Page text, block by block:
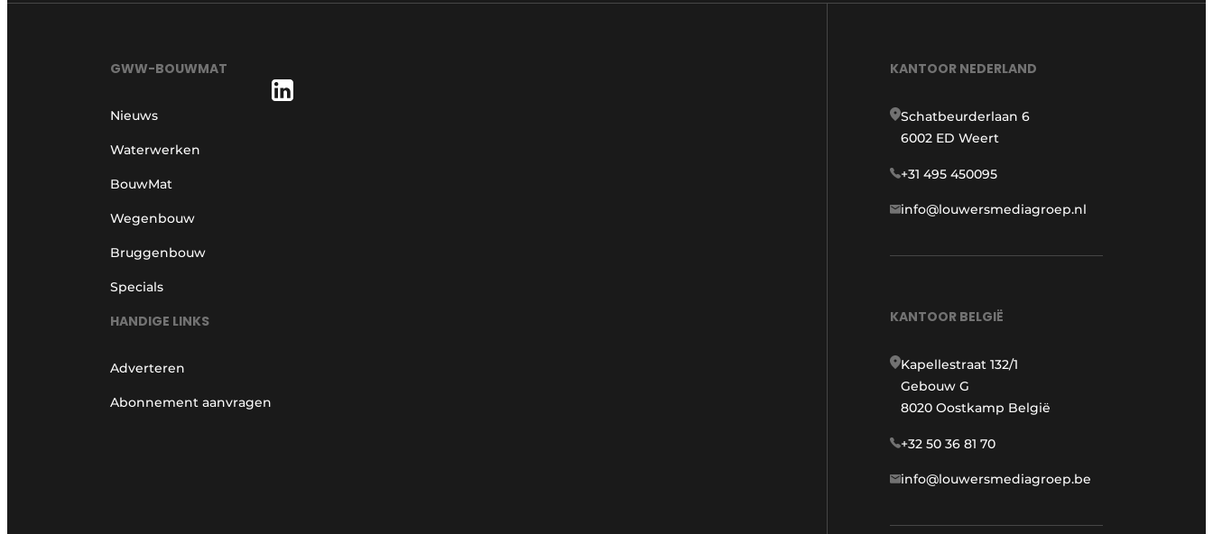
GWW-BOUWMAT
Nieuws
Waterwerken
BouwMat
Wegenbouw
Bruggenbouw
Specials
HANDIGE LINKS
Adverteren
Abonnement aanvragen
KANTOOR NEDERLAND
Schatbeurderlaan 6
6002 ED Weert
+31 495 450095
info@louwersmediagroep.nl
KANTOOR BELGIË
Kapellestraat 132/1
Gebouw G
8020 Oostkamp België
+32 50 36 81 70
info@louwersmediagroep.be